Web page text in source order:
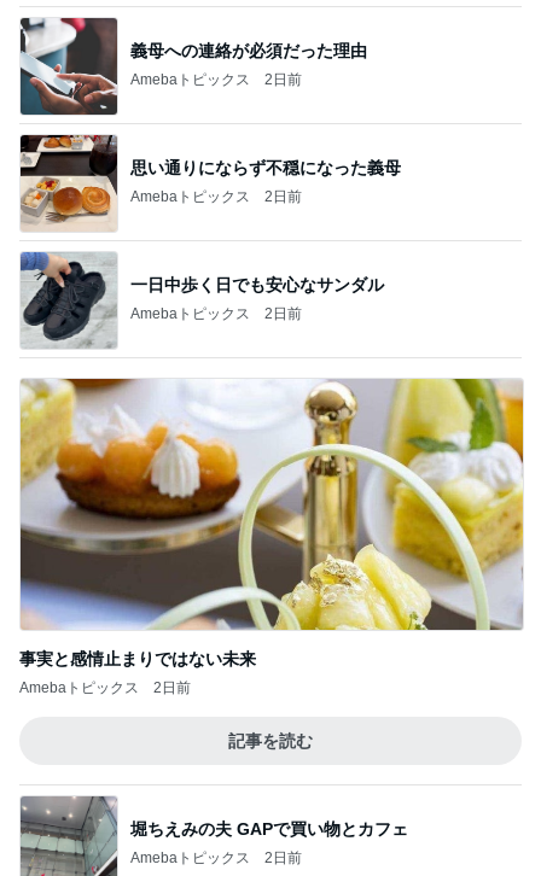
義母への連絡が必須だった理由
Amebaトピックス 2日前
思い通りにならず不穏になった義母
Amebaトピックス 2日前
一日中歩く日でも安心なサンダル
Amebaトピックス 2日前
事実と感情止まりではない未来
Amebaトピックス 2日前
記事を読む
堀ちえみの夫 GAPで買い物とカフェ
Amebaトピックス 2日前